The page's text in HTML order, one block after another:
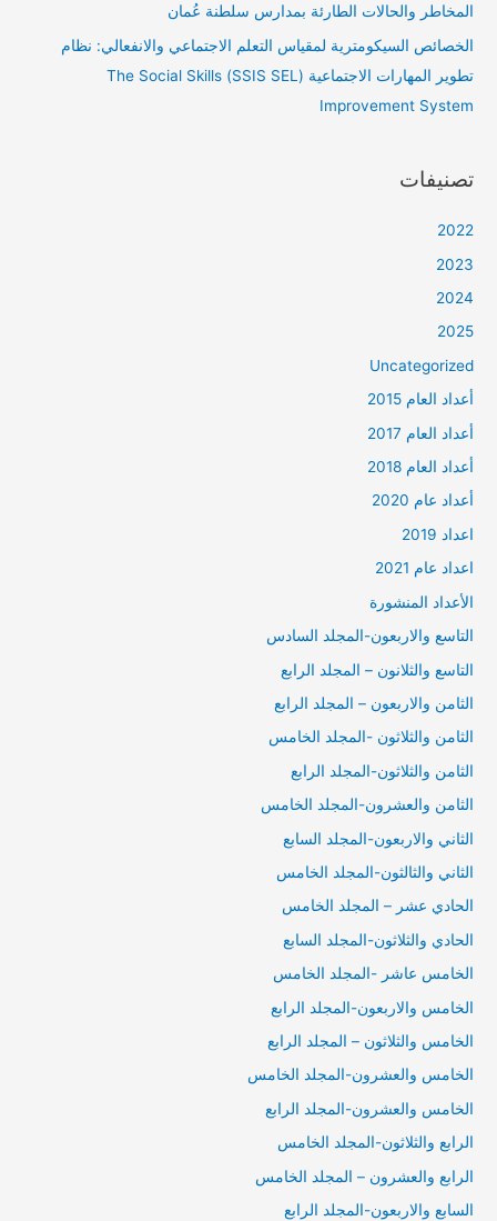
المخاطر والحالات الطارئة بمدارس سلطنة عُمان
الخصائص السيكومترية لمقياس التعلم الاجتماعي والانفعالي: نظام
تطوير المهارات الاجتماعية (SSIS SEL) The Social Skills
Improvement System
تصنيفات
2022
2023
2024
2025
Uncategorized
أعداد العام 2015
أعداد العام 2017
أعداد العام 2018
أعداد عام 2020
اعداد 2019
اعداد عام 2021
الأعداد المنشورة
التاسع والاربعون-المجلد السادس
التاسع والثلانون – المجلد الرابع
الثامن والاربعون – المجلد الرابع
الثامن والثلاثون -المجلد الخامس
الثامن والثلاثون-المجلد الرابع
الثامن والعشرون-المجلد الخامس
الثاني والاربعون-المجلد السابع
الثاني والثالثون-المجلد الخامس
الحادي عشر – المجلد الخامس
الحادي والثلاثون-المجلد السابع
الخامس عاشر -المجلد الخامس
الخامس والاربعون-المجلد الرابع
الخامس والثلاثون – المجلد الرابع
الخامس والعشرون-المجلد الخامس
الخامس والعشرون-المجلد الرابع
الرابع والثلاثون-المجلد الخامس
الرابع والعشرون – المجلد الخامس
السابع والاربعون-المجلد الرابع